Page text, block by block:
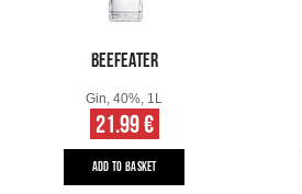
BEEFEATER
Gin, 40%, 1L
21.99 €
ADD TO BASKET